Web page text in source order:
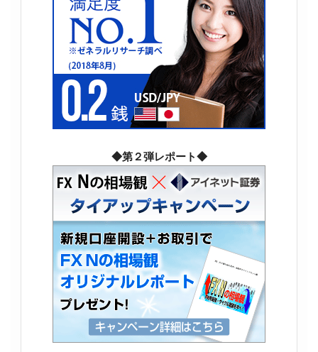
◆第２弾レポート◆